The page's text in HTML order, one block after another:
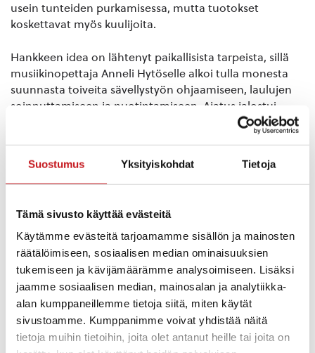
Suostumus Yksityiskohdat Tietoja
Tämä sivusto käyttää evästeitä
Käytämme evästeitä tarjoamamme sisällön ja mainosten
räätälöimiseen, sosiaalisen median ominaisuuksien
tukemiseen ja kävijämäärämme analysoimiseen. Lisäksi
jaamme sosiaalisen median, mainosalan ja analytiikka-
alan kumppaneillemme tietoja siitä, miten käytät
sivustoamme. Kumppanimme voivat yhdistää näitä
tietoja muihin tietoihin, joita olet antanut heille tai joita on
usein tunteiden purkamisessa, mutta tuotokset
koskettavat myös kuulijoita.
Hankkeen idea on lähtenyt paikallisista tarpeista, sillä
musiikinopettaja Anneli Hytöselle alkoi tulla monesta
suunnasta toiveita sävellystyön ohjaamiseen, laulujen
soinnuttamiseen ja nuotintamiseen. Ajatus jalostui
tuottaja Wesku Jämsenin kanssa hankehakemukseksi
asti, sillä Jämsenillä oli kokomusta biisileireistä levy-
ja bändien kanssa. Nyt haluttiin tarjota Etelä-
Konneveden kansallispuiston maisemiin biisileiriä
tekstien kirjoittaminen.
Biisileiri järjestetään Rautalammilla Etelä-Konneveden
kansallispuiston äärellä Törmälän loma- ja
kurssikeskuksessa 16.-18.6.2025. Biisileirin hinta on 150 €
sisältäen leirin täysihoidon ja sävellysten ohjaukset koko
hankkeen ajalta, äänitykset sekä nuotinnukset.
Biisileirille otetaan 10 osallistujaa. Lisätietoja ja
ilmoittautuminen 13.4.2025 menneessä Sisä-Savon